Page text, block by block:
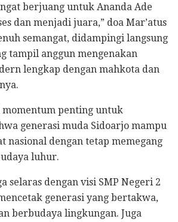
berjuang untuk Ananda Ade
dan menjadi juara,” doa Mar’atus
semangat, didampingi langsung
tampil anggun mengenakan
lengkap dengan mahkota dan
penting untuk
generasi muda Sidoarjo mampu
nasional dengan tetap memegang
luhur.
selaras dengan visi SMP Negeri 2
generasi yang bertakwa,
berbudaya lingkungan. Juga